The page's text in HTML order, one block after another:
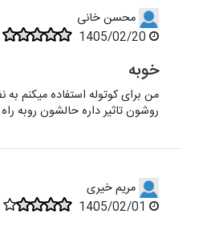
محسن خانی
خوبه
من برای کوتوله استفاده میکنم به
روشون تاثیر داره حالشون روبه
مریم خیری